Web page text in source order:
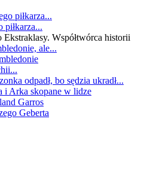
piłkarza...
Współtwórca historii
ale...
odpadł, bo sędzia ukradł...
i Arka skopane w lidze
Garros
Geberta